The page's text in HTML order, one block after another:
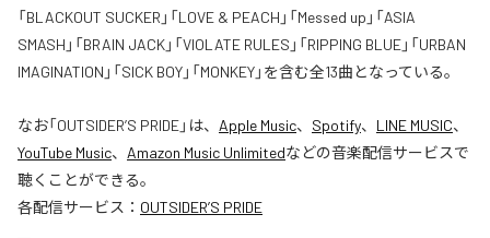
「BLACKOUT SUCKER」「LOVE & PEACH」「Messed up」「ASIA
SMASH」「BRAIN JACK」「VIOLATE RULES」「RIPPING BLUE」「URBAN
IMAGINATION」「SICK BOY」「MONKEY」を含む全13曲となっている。
なお「OUTSIDER’S PRIDE」は、 Apple Music、 Spotify、 LINE MUSIC、
YouTube Music、 Amazon Music Unlimitedなどの音楽配信サービスで
聴くことができる。
各配信サービス： OUTSIDER’S PRIDE